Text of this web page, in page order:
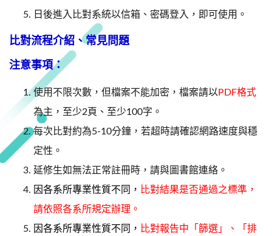
日後進入比對系統以信箱、密碼登入，即可使用。
比對流程介紹 、常見問題
​注意事項：
使用不限次數，但檔案不能加密，檔案請以 PDF格式
為主，至少2頁、至少100字。
每次比對約為5-10分鐘，若超時請確認網路速度與穩
定性。
延修生如無法正常註冊時，請與圖書館連絡。
因各系所專業性質不同， 比對結果是否通過之標準，
請依照各系所規定辦理。
因各系所專業性質不同， 比對報告中「篩選」、「排